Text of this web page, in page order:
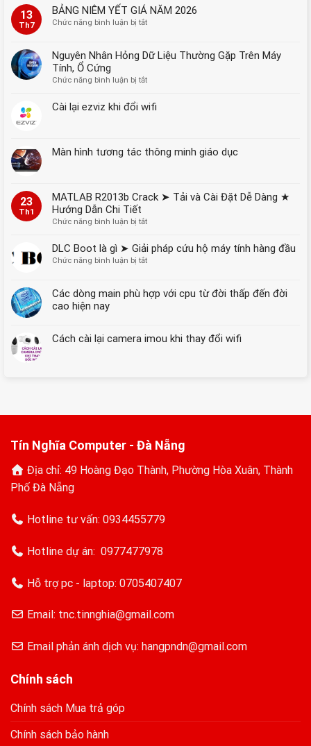
13
Th7
BẢNG NIÊM YẾT GIÁ NĂM 2026
Chức năng bình luận bị tắtở
YẾT
NĂM
Nguyên Nhân Hỏng Dữ Liệu Thường Gặp Trên Máy
Tính, Ổ Cứng
Chức năng bình luận bị tắtở
Nhân
Thường
Tính,
Cứng
Cài lại ezviz khi đổi wifi
Màn hình tương tác thông minh giáo dục
23
Th1
MATLAB R2013b Crack ➤ Tải và Cài Đặt Dễ Dàng ★
Hướng Dẫn Chi Tiết
Chức năng bình luận bị tắtở
R2013b
Crack
và
Dàng
DLC Boot là gì ➤ Giải pháp cứu hộ máy tính hàng đầu
Chức năng bình luận bị tắtở
là
pháp
đầu
Các dòng main phù hợp với cpu từ đời thấp đến đời
cao hiện nay
Cách cài lại camera imou khi thay đổi wifi
Tín Nghĩa Computer - Đà Nẵng
Địa chỉ: 49 Hoàng Đạo Thành, Phường Hòa Xuân, Thành
Phố Đà Nẵng
Hotline tư vấn: 0934455779
Hotline dự án: 0977477978
Hỗ trợ pc - laptop: 0705407407
Email: tnc.tinnghia@gmail.com
Email phản ánh dịch vụ: hangpndn@gmail.com
Chính sách
Chính sách Mua trả góp
Chính sách bảo hành